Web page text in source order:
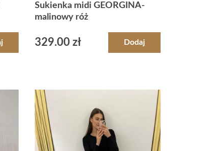
Sukienka midi GEORGINA-
malinowy róż
329.00 zł Dodaj